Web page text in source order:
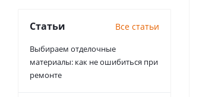
Статьи Все статьи
Выбираем отделочные
материалы: как не ошибиться при
ремонте